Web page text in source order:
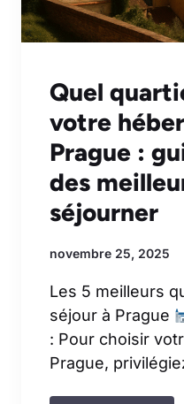
Quel
votre
Prague :
des
séjourner
novembre 25, 2025
Les 5 meilleurs
séjour à Prague
: Pour choisir
Prague,